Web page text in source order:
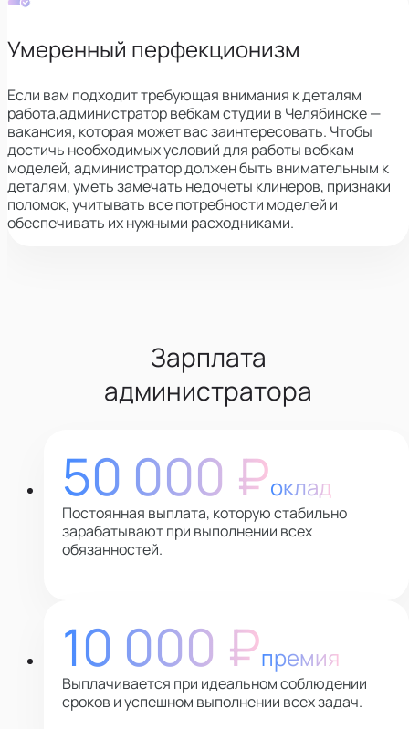
Умеренный перфекционизм
Если вам подходит требующая внимания к деталям
работа,администратор вебкам студии в Челябинске —
вакансия, которая может вас заинтересовать. Чтобы
достичь необходимых условий для работы вебкам
моделей, администратор должен быть внимательным к
деталям, уметь замечать недочеты клинеров, признаки
поломок, учитывать все потребности моделей и
обеспечивать их нужными расходниками.
Зарплата
администратора
50 000 ₽оклад
Постоянная выплата, которую стабильно
зарабатывают при выполнении всех
обязанностей.
10 000 ₽премия
Выплачивается при идеальном соблюдении
сроков и успешном выполнении всех задач.